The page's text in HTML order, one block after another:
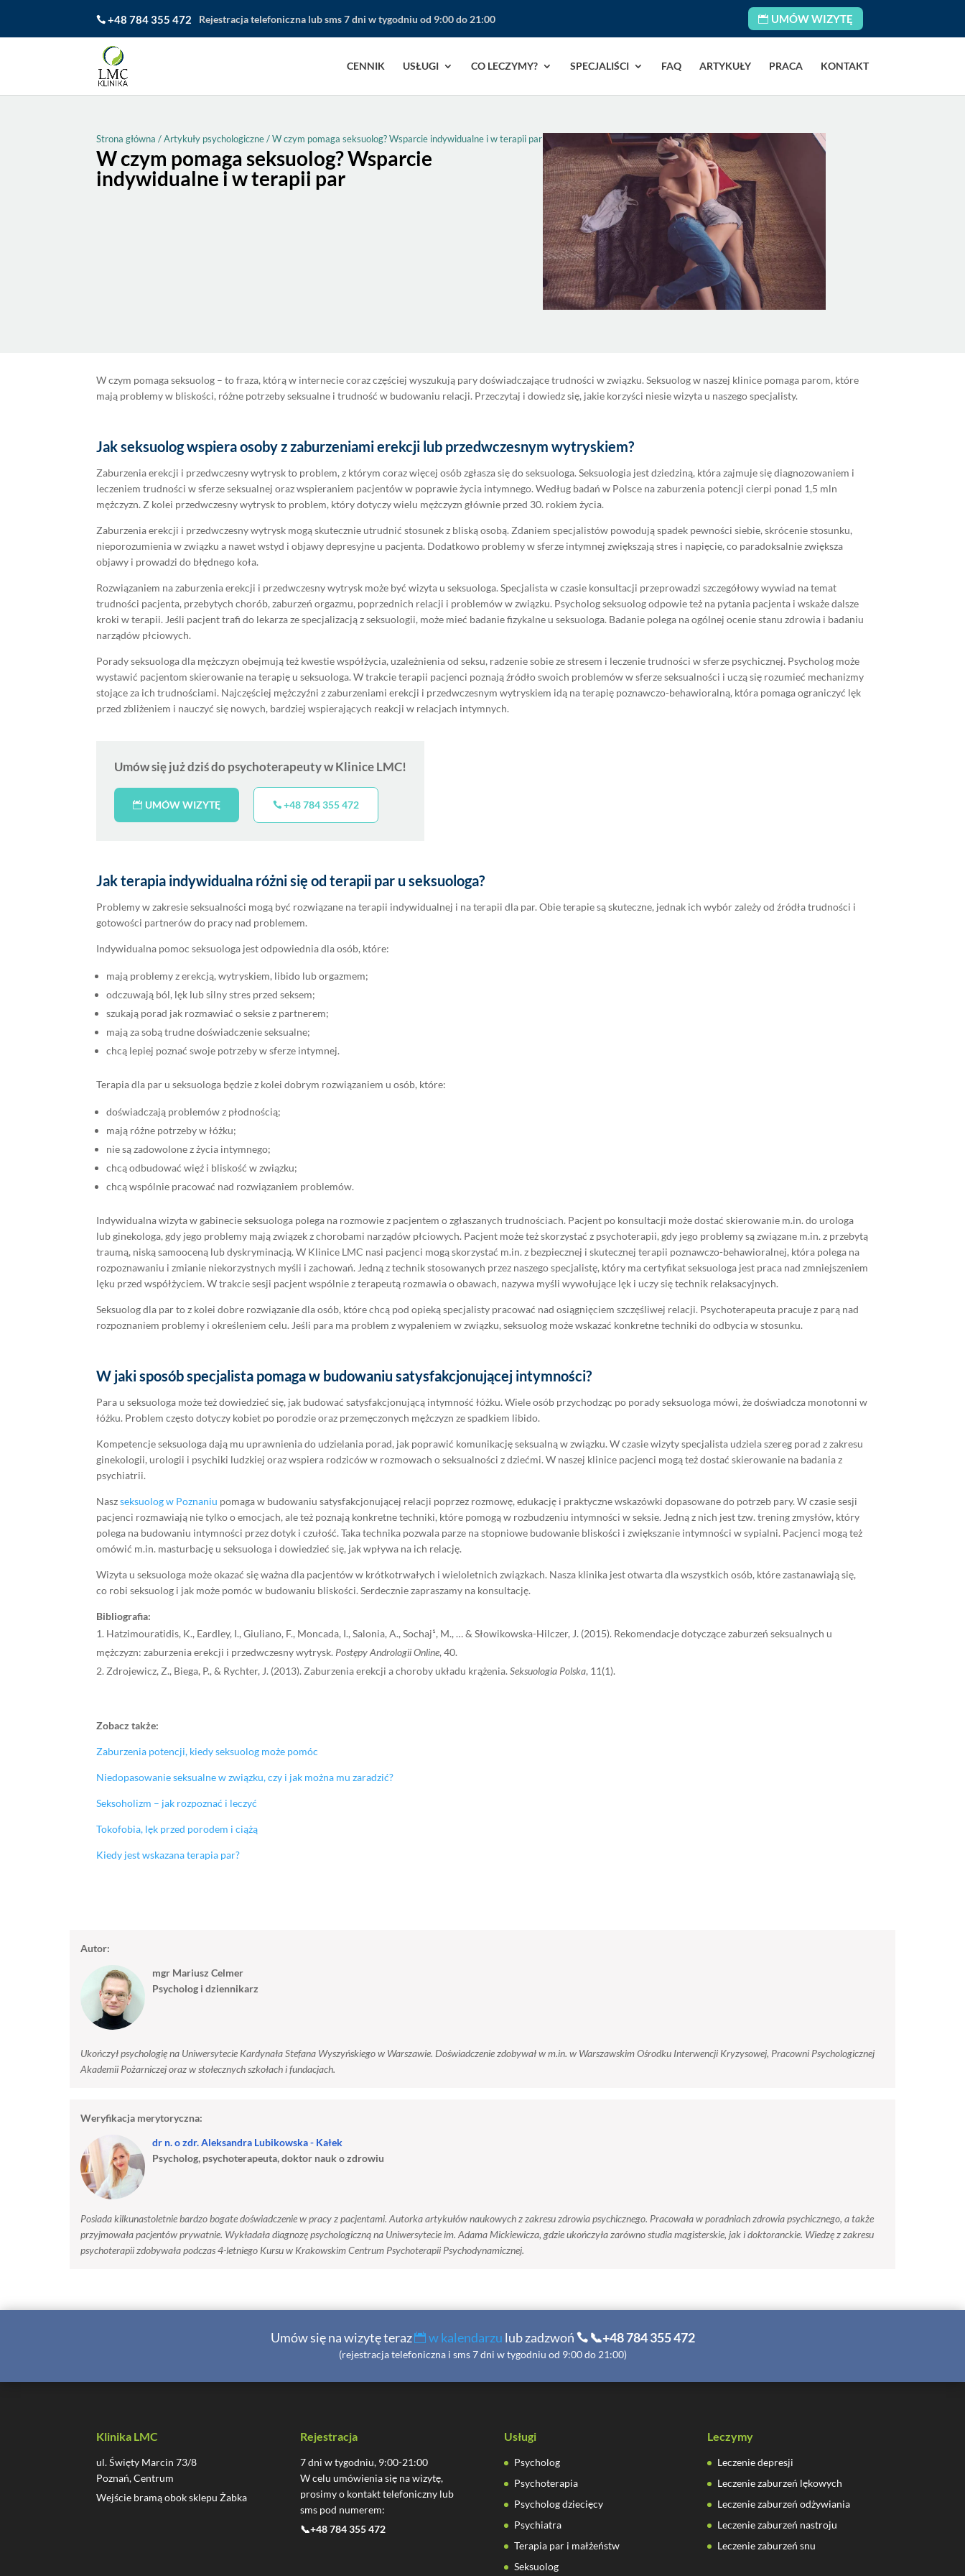
Rejestracja telefoniczna lub sms 7 dni w tygodniu od 9:00 do 21:00
+48 784 355 472 UMÓW WIZYTĘ
CENNIK USŁUGI CO LECZYMY? SPECJALIŚCI FAQ ARTYKUŁY PRACA KONTAKT
Strona główna /Artykuły psychologiczne/W czym pomaga seksuolog? Wsparcie indywidualne i w terapii par
W czym pomaga seksuolog? Wsparcie
indywidualne i w terapii par
W czym pomaga seksuolog – to fraza, którą w internecie coraz częściej wyszukują pary doświadczające trudności w związku. Seksuolog w naszej klinice pomaga parom, które
mają problemy w bliskości, różne potrzeby seksualne i trudność w budowaniu relacji. Przeczytaj i dowiedz się, jakie korzyści niesie wizyta u naszego specjalisty.
Jak seksuolog wspiera osoby z zaburzeniami erekcji lub przedwczesnym wytryskiem?
Zaburzenia erekcji i przedwczesny wytrysk to problem, z którym coraz więcej osób zgłasza się do seksuologa. Seksuologia jest dziedziną, która zajmuje się diagnozowaniem i
leczeniem trudności w sferze seksualnej oraz wspieraniem pacjentów w poprawie życia intymnego. Według badań w Polsce na zaburzenia potencji cierpi ponad 1,5 mln
mężczyzn. Z kolei przedwczesny wytrysk to problem, który dotyczy wielu mężczyzn głównie przed 30. rokiem życia.
Zaburzenia erekcji i przedwczesny wytrysk mogą skutecznie utrudnić stosunek z bliską osobą. Zdaniem specjalistów powodują spadek pewności siebie, skrócenie stosunku,
nieporozumienia w związku a nawet wstyd i objawy depresyjne u pacjenta. Dodatkowo problemy w sferze intymnej zwiększają stres i napięcie, co paradoksalnie zwiększa
objawy i prowadzi do błędnego koła.
Rozwiązaniem na zaburzenia erekcji i przedwczesny wytrysk może być wizyta u seksuologa. Specjalista w czasie konsultacji przeprowadzi szczegółowy wywiad na temat
trudności pacjenta, przebytych chorób, zaburzeń orgazmu, poprzednich relacji i problemów w związku. Psycholog seksuolog odpowie też na pytania pacjenta i wskaże dalsze
kroki w terapii. Jeśli pacjent trafi do lekarza ze specjalizacją z seksuologii, może mieć badanie fizykalne u seksuologa. Badanie polega na ogólnej ocenie stanu zdrowia i badaniu
narządów płciowych.
Porady seksuologa dla mężczyzn obejmują też kwestie współżycia, uzależnienia od seksu, radzenie sobie ze stresem i leczenie trudności w sferze psychicznej. Psycholog może
wystawić pacjentom skierowanie na terapię u seksuologa. W trakcie terapii pacjenci poznają źródło swoich problemów w sferze seksualności i uczą się rozumieć mechanizmy
stojące za ich trudnościami. Najczęściej mężczyźni z zaburzeniami erekcji i przedwczesnym wytryskiem idą na terapię poznawczo-behawioralną, która pomaga ograniczyć lęk
przed zbliżeniem i nauczyć się nowych, bardziej wspierających reakcji w relacjach intymnych.
Umów się już dziś do psychoterapeuty w Klinice LMC!
UMÓW WIZYTĘ +48 784 355 472
Jak terapia indywidualna różni się od terapii par u seksuologa?
Problemy w zakresie seksualności mogą być rozwiązane na terapii indywidualnej i na terapii dla par. Obie terapie są skuteczne, jednak ich wybór zależy od źródła trudności i
gotowości partnerów do pracy nad problemem.
Indywidualna pomoc seksuologa jest odpowiednia dla osób, które:
mają problemy z erekcją, wytryskiem, libido lub orgazmem;
odczuwają ból, lęk lub silny stres przed seksem;
szukają porad jak rozmawiać o seksie z partnerem;
mają za sobą trudne doświadczenie seksualne;
chcą lepiej poznać swoje potrzeby w sferze intymnej.
Terapia dla par u seksuologa będzie z kolei dobrym rozwiązaniem u osób, które:
doświadczają problemów z płodnością;
mają różne potrzeby w łóżku;
nie są zadowolone z życia intymnego;
chcą odbudować więź i bliskość w związku;
chcą wspólnie pracować nad rozwiązaniem problemów.
Indywidualna wizyta w gabinecie seksuologa polega na rozmowie z pacjentem o zgłaszanych trudnościach. Pacjent po konsultacji może dostać skierowanie m.in. do urologa
lub ginekologa, gdy jego problemy mają związek z chorobami narządów płciowych. Pacjent może też skorzystać z psychoterapii, gdy jego problemy są związane m.in. z przebytą
traumą, niską samooceną lub dyskryminacją. W Klinice LMC nasi pacjenci mogą skorzystać m.in. z bezpiecznej i skutecznej terapii poznawczo-behawioralnej, która polega na
rozpoznawaniu i zmianie niekorzystnych myśli i zachowań. Jedną z technik stosowanych przez naszego specjalistę, który ma certyfikat seksuologa jest praca nad zmniejszeniem
lęku przed współżyciem. W trakcie sesji pacjent wspólnie z terapeutą rozmawia o obawach, nazywa myśli wywołujące lęk i uczy się technik relaksacyjnych.
Seksuolog dla par to z kolei dobre rozwiązanie dla osób, które chcą pod opieką specjalisty pracować nad osiągnięciem szczęśliwej relacji. Psychoterapeuta pracuje z parą nad
rozpoznaniem problemy i określeniem celu. Jeśli para ma problem z wypaleniem w związku, seksuolog może wskazać konkretne techniki do odbycia w stosunku.
W jaki sposób specjalista pomaga w budowaniu satysfakcjonującej intymności?
Para u seksuologa może też dowiedzieć się, jak budować satysfakcjonującą intymność łóżku. Wiele osób przychodząc po porady seksuologa mówi, że doświadcza monotonni w
łóżku. Problem często dotyczy kobiet po porodzie oraz przemęczonych mężczyzn ze spadkiem libido.
Kompetencje seksuologa dają mu uprawnienia do udzielania porad, jak poprawić komunikację seksualną w związku. W czasie wizyty specjalista udziela szereg porad z zakresu
ginekologii, urologii i psychiki ludzkiej oraz wspiera rodziców w rozmowach o seksualności z dziećmi. W naszej klinice pacjenci mogą też dostać skierowanie na badania z
psychiatrii.
Naszseksuolog w Poznaniu pomaga w budowaniu satysfakcjonującej relacji poprzez rozmowę, edukację i praktyczne wskazówki dopasowane do potrzeb pary. W czasie sesji
pacjenci rozmawiają nie tylko o emocjach, ale też poznają konkretne techniki, które pomogą w rozbudzeniu intymności w seksie. Jedną z nich jest tzw. trening zmysłów, który
polega na budowaniu intymności przez dotyk i czułość. Taka technika pozwala parze na stopniowe budowanie bliskości i zwiększanie intymności w sypialni. Pacjenci mogą też
omówić m.in. masturbację u seksuologa i dowiedzieć się, jak wpływa na ich relację.
Wizyta u seksuologa może okazać się ważna dla pacjentów w krótkotrwałych i wieloletnich związkach. Nasza klinika jest otwarta dla wszystkich osób, które zastanawiają się,
co robi seksuolog i jak może pomóc w budowaniu bliskości. Serdecznie zapraszamy na konsultację.
Bibliografia:
Hatzimouratidis, K., Eardley, I., Giuliano, F., Moncada, I., Salonia, A., Sochaj¹, M., … & Słowikowska-Hilczer, J. (2015). Rekomendacje dotyczące zaburzeń seksualnych u
mężczyzn: zaburzenia erekcji i przedwczesny wytrysk. Postępy Andrologii Online, 40.
Zdrojewicz, Z., Biega, P., & Rychter, J. (2013). Zaburzenia erekcji a choroby układu krążenia.Seksuologia Polska, 11(1).
Zobacz także:
Zaburzenia potencji, kiedy seksuolog może pomóc
Niedopasowanie seksualne w związku, czy i jak można mu zaradzić?
Seksoholizm – jak rozpoznać i leczyć
Tokofobia, lęk przed porodem i ciążą
Kiedy jest wskazana terapia par?
Autor:
mgr Mariusz Celmer
Psycholog i dziennikarz
Ukończył psychologię na Uniwersytecie Kardynała Stefana Wyszyńskiego w Warszawie. Doświadczenie zdobywał w m.in. w Warszawskim Ośrodku Interwencji Kryzysowej, Pracowni Psychologicznej
Akademii Pożarniczej oraz w stołecznych szkołach i fundacjach.
Weryfikacja merytoryczna:
dr n. o zdr. Aleksandra Lubikowska - Kałek
Psycholog, psychoterapeuta, doktor nauk o zdrowiu
Posiada kilkunastoletnie bardzo bogate doświadczenie w pracy z pacjentami. Autorka artykułów naukowych z zakresu zdrowia psychicznego. Pracowała w poradniach zdrowia psychicznego, a także
przyjmowała pacjentów prywatnie. Wykładała diagnozę psychologiczną na Uniwersytecie im. Adama Mickiewicza, gdzie ukończyła zarówno studia magisterskie, jak i doktoranckie. Wiedzę z zakresu
psychoterapii zdobywała podczas 4-letniego Kursu w Krakowskim Centrum Psychoterapii Psychodynamicznej.
Umów się na wizytę teraz w kalendarzu lub zadzwoń 📞+48 784 355 472
(rejestracja telefoniczna i sms 7 dni w tygodniu od 9:00 do 21:00)
Klinika LMC
ul. Święty Marcin 73/8
Poznań, Centrum
Wejście bramą obok sklepu Żabka
Rejestracja
7 dni w tygodniu, 9:00-21:00
W celu umówienia się na wizytę,
prosimy o kontakt telefoniczny lub
sms pod numerem:
📞+48 784 355 472
Usługi
Psycholog
Psychoterapia
Psycholog dziecięcy
Psychiatra
Terapia par i małżeństw
Seksuolog
Leczymy
Leczenie depresji
Leczenie zaburzeń lękowych
Leczenie zaburzeń odżywiania
Leczenie zaburzeń nastroju
Leczenie zaburzeń snu